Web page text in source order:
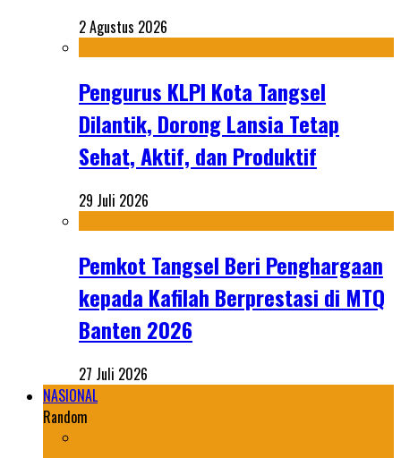
2 Agustus 2026
Pengurus KLPI Kota Tangsel
Dilantik, Dorong Lansia Tetap
Sehat, Aktif, dan Produktif
29 Juli 2026
Pemkot Tangsel Beri Penghargaan
kepada Kafilah Berprestasi di MTQ
Banten 2026
27 Juli 2026
NASIONAL
Random